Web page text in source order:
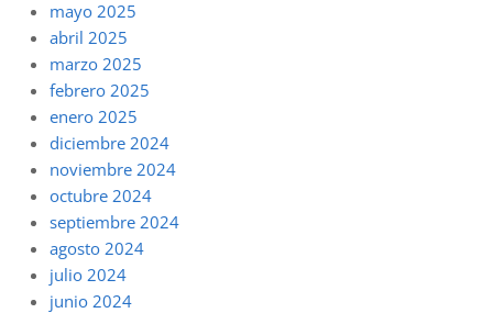
mayo 2025
abril 2025
marzo 2025
febrero 2025
enero 2025
diciembre 2024
noviembre 2024
octubre 2024
septiembre 2024
agosto 2024
julio 2024
junio 2024